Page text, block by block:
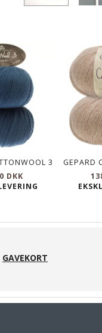
3
DKK
GEPARD
GAVEKORT